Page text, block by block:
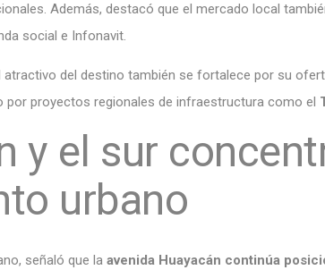
Además, destacó que el mercado local
social e Infonavit.
atractivo del destino también se fortalece por su
por proyectos regionales de infraestructura como el
y el sur
urbano
señaló que la avenida Huayacán continúa